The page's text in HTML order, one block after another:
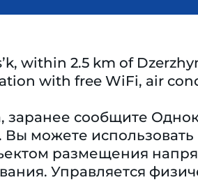
within 2.5 km of
with free WiFi, air
заранее сообщите
можете
размещения
Управляется